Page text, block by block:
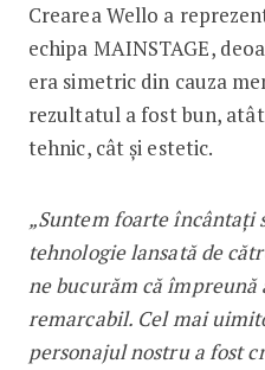
Crearea Wello a
echipa MAINSTAGE,
era simetric din cauza
rezultatul a fost bun,
tehnic, cât și estetic.
„Suntem foarte încântați
tehnologie lansată de
ne bucurăm că împreună
remarcabil. Cel mai
personajul nostru a fost